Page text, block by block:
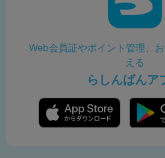
Web会員証やポイント管理、
える
らしんばんア